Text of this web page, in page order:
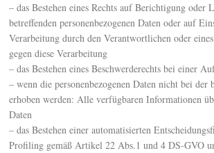
– das Bestehen eines Rechts auf Berichtigung oder
betreffenden personenbezogenen Daten oder auf
Verarbeitung durch den Verantwortlichen oder
gegen diese Verarbeitung
– das Bestehen eines Beschwerderechts bei einer
– wenn die personenbezogenen Daten nicht bei der
erhoben werden: Alle verfügbaren Informationen
Daten
– das Bestehen einer automatisierten
Profiling gemäß Artikel 22 Abs.1 und 4 DS-GVO